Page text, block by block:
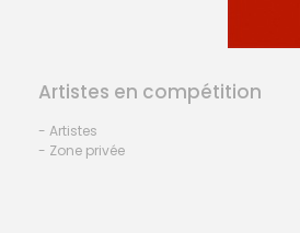
Artistes en compétition
- Artistes
- Zone privée